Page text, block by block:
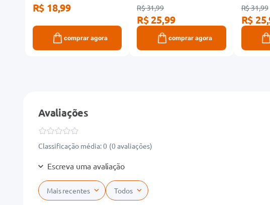
R$ 18,99
comprar agora
R$ 31,99
R$ 25,99
comprar agora
R$ 31,99
R$
Avaliações
Classificação média: 0 (0 avaliações)
Escreva uma avaliação
Mais recentes Todos